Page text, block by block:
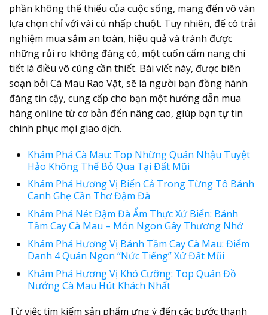
phần không thể thiếu của cuộc sống, mang đến vô vàn
lựa chọn chỉ với vài cú nhấp chuột. Tuy nhiên, để có trải
nghiệm mua sắm an toàn, hiệu quả và tránh được
những rủi ro không đáng có, một cuốn cẩm nang chi
tiết là điều vô cùng cần thiết. Bài viết này, được biên
soạn bởi Cà Mau Rao Vặt, sẽ là người bạn đồng hành
đáng tin cậy, cung cấp cho bạn một hướng dẫn mua
hàng online từ cơ bản đến nâng cao, giúp bạn tự tin
chinh phục mọi giao dịch.
Khám Phá Cà Mau: Top Những Quán Nhậu Tuyệt
Hảo Không Thể Bỏ Qua Tại Đất Mũi
Khám Phá Hương Vị Biển Cả Trong Từng Tô Bánh
Canh Ghẹ Cần Thơ Đậm Đà
Khám Phá Nét Đậm Đà Ẩm Thực Xứ Biển: Bánh
Tầm Cay Cà Mau – Món Ngon Gây Thương Nhớ
Khám Phá Hương Vị Bánh Tầm Cay Cà Mau: Điểm
Danh 4 Quán Ngon “Nức Tiếng” Xứ Đất Mũi
Khám Phá Hương Vị Khó Cưỡng: Top Quán Đồ
Nướng Cà Mau Hút Khách Nhất
Từ việc tìm kiếm sản phẩm ưng ý đến các bước thanh